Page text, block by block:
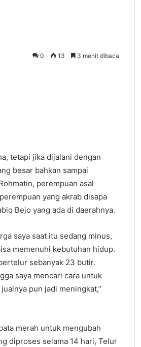
0 13 3 menit dibaca
tetapi jika dijalani dengan
besar bahkan sampai
perempuan asal
yang akrab disapa
Bejo yang ada di daerahnya.
saya saat itu sedang minus,
memenuhi kebutuhan hidup.
sebanyak 23 butir.
saya mencari cara untuk
pun jadi meningkat,”
merah untuk mengubah
diproses selama 14 hari, Telur